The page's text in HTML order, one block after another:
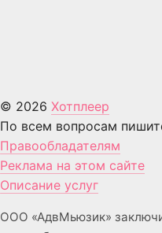
© 2026 Хотплеер
По всем вопросам
Правообладателям
Реклама на этом сайте
Описание услуг
ООО «АдвМьюзик»